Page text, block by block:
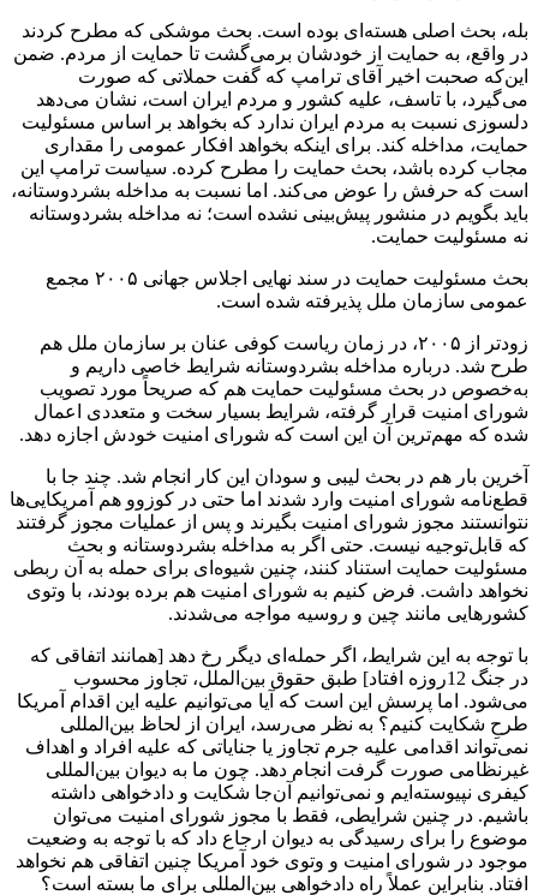
بله، بحث اصلی هسته‌ای بوده است‌. بحث موشکی که مطرح کردند
در واقع، به حمایت از خودشان برمی‌گشت تا حمایت از مردم. ضمن
این‌که صحبت اخیر آقای ترامپ که گفت حملاتی که صورت
می‌گیرد، با تاسف، علیه کشور و مردم ایران است، نشان می‌دهد
دلسوزی نسبت به مردم ایران ندارد که بخواهد بر اساس مسئولیت
حمایت، مداخله کند‌. برای اینکه بخواهد افکار عمومی را مقداری
مجاب کرده باشد، بحث حمایت را مطرح کرده. سیاست ترامپ این
است که حرفش را عوض می‌کند. اما نسبت به مداخله بشردوستانه،
باید بگویم در منشور پیش‌بینی نشده است؛ نه مداخله بشردوستانه
نه مسئولیت حمایت.
بحث مسئولیت حمایت در سند نهایی اجلاس جهانی ۲۰۰۵ مجمع
عمومی سازمان ملل پذیرفته شده است.
زودتر از ۲۰۰۵، در زمان ریاست کوفی عنان بر سازمان ملل هم
طرح شد. درباره مداخله بشردوستانه شرایط خاصی داریم و
به‌خصوص در بحث مسئولیت حمایت هم که صریحاً مورد تصویب
شورای امنیت قرار گرفته، شرایط بسیار سخت و متعددی اعمال
شده که مهم‌ترین آن این است که شورای امنیت خودش اجازه دهد.
آخرین بار هم در بحث لیبی و سودان این کار انجام شد. چند جا با
قطع‌نامه شورای امنیت وارد شدند اما حتی در کوزوو هم آمریکایی‌ها
نتوانستند مجوز شورای امنیت بگیرند و پس از عملیات مجوز گرفتند
که قابل‌توجیه نیست. حتی اگر به مداخله بشردوستانه و بحث
مسئولیت حمایت استناد کنند، چنین شیوه‌ای برای حمله به آن ربطی
نخواهد داشت. فرض کنیم به شورای امنیت هم برده بودند، با وتوی
کشورهایی مانند چین و روسیه مواجه می‌شدند.
با توجه به این شرایط، اگر حمله‌ای دیگر رخ دهد [همانند اتفاقی که
در جنگ 12روزه افتاد] طبق حقوق بین‌الملل، تجاوز محسوب
می‌شود. اما پرسش این است که آیا می‌توانیم علیه این اقدام آمریکا
طرحِ شکایت کنیم؟ به نظر می‌رسد، ایران از لحاظ بین‌المللی
نمی‌تواند اقدامی علیه جرم تجاوز یا جنایاتی که علیه افراد و اهداف
غیرنظامی صورت گرفت انجام دهد. چون ما به دیوان بین‌المللی
کیفری نپیوسته‌ایم و نمی‌توانیم آن‌جا شکایت و دادخواهی داشته
باشیم. در چنین شرایطی، فقط با مجوز شورای امنیت می‌توان
موضوع را برای رسیدگی به دیوان ارجاع داد که با توجه به وضعیت
موجود در شورای امنیت و وتوی خود آمریکا چنین اتفاقی هم نخواهد
افتاد. بنابراین عملاً راه دادخواهی بین‌المللی برای ما بسته است؟